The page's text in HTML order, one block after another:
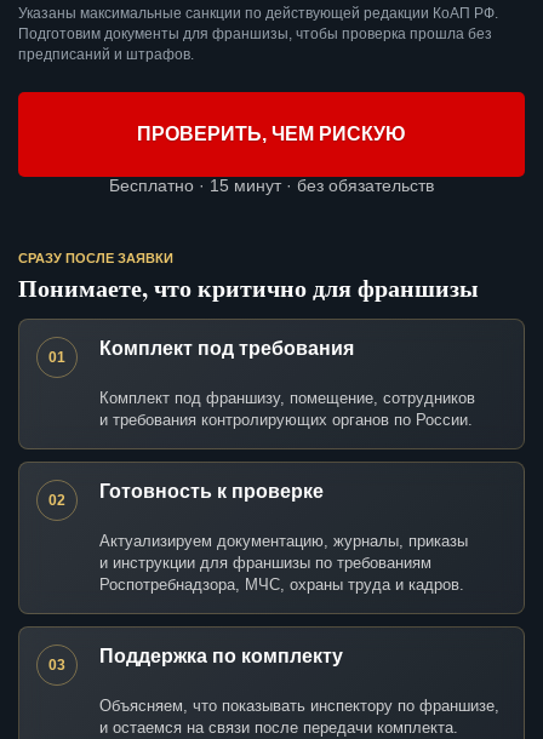
Указаны максимальные санкции по действующей редакции КоАП РФ.
Подготовим документы для франшизы, чтобы проверка прошла без
предписаний и штрафов.
ПРОВЕРИТЬ, ЧЕМ РИСКУЮ
Бесплатно · 15 минут · без обязательств
СРАЗУ ПОСЛЕ ЗАЯВКИ
Понимаете, что критично для франшизы
01 Комплект под требования
Комплект под франшизу, помещение, сотрудников
и требования контролирующих органов по России.
02 Готовность к проверке
Актуализируем документацию, журналы, приказы
и инструкции для франшизы по требованиям
Роспотребнадзора, МЧС, охраны труда и кадров.
03 Поддержка по комплекту
Объясняем, что показывать инспектору по франшизе,
и остаемся на связи после передачи комплекта.